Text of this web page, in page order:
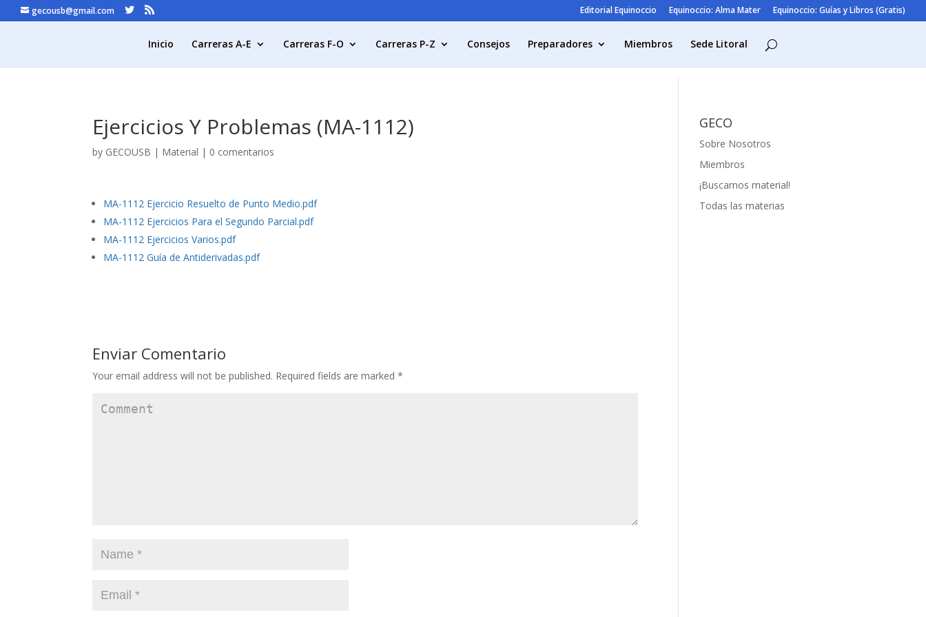
gecousb@gmail.com Editorial Equinoccio Equinoccio: Alma Mater Equinoccio: Guías y Libros (Gratis)
Inicio Carreras A-E Carreras F-O Carreras P-Z Consejos Preparadores Miembros Sede Litoral
Ejercicios Y Problemas (MA-1112)
by GECOUSB | Material | 0 comentarios
MA-1112 Ejercicio Resuelto de Punto Medio.pdf
MA-1112 Ejercicios Para el Segundo Parcial.pdf
MA-1112 Ejercicios Varios.pdf
MA-1112 Guía de Antiderivadas.pdf
Enviar Comentario
Your email address will not be published. Required fields are marked*
GECO
Sobre Nosotros
Miembros
¡Buscamos material!
Todas las materias